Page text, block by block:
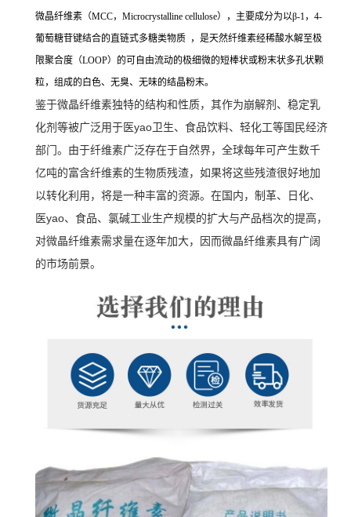
微晶纤维素（MCC，Microcrystalline cellulose），主要成分为以β-1，4-
葡萄糖苷键结合的直链式多糖类物质 ，是天然纤维素经稀酸水解至极
限聚合度（LOOP）的可自由流动的极细微的短棒状或粉末状多孔状颗
粒，组成的白色、无臭、无味的结晶粉末。
鉴于微晶纤维素独特的结构和性质，其作为崩解剂、稳定乳
化剂等被广泛用于医yao卫生、食品饮料、轻化工等国民经济
部门。由于纤维素广泛存在于自然界，全球每年可产生数千
亿吨的富含纤维素的生物质残渣，如果将这些残渣很好地加
以转化利用，将是一种丰富的资源。在国内，制革、日化、
医yao、食品、氯碱工业生产规模的扩大与产品档次的提高，
对微晶纤维素需求量在逐年加大，因而微晶纤维素具有广阔
的市场前景。